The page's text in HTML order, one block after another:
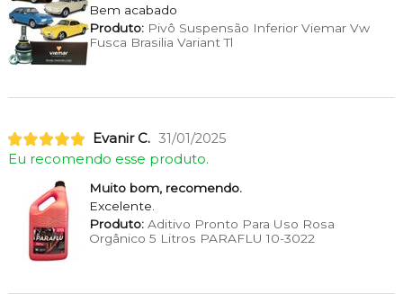
Bem acabado
Produto:Pivô Suspensão Inferior Viemar Vw
Fusca Brasilia Variant Tl
Evanir C. 31/01/2025
Eu recomendo esse produto.
Muito bom, recomendo.
Excelente.
Produto:Aditivo Pronto Para Uso Rosa
Orgânico 5 Litros PARAFLU 10-3022